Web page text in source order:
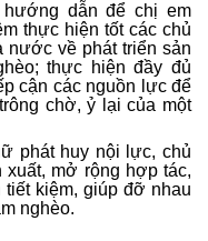
hướng dẫn để chị em
thực hiện tốt các chủ
nước về phát triển sản
thực hiện đầy đủ
cận các nguồn lực để
chờ, ỷ lại của một
phát huy nội lực, chủ
xuất, mở rộng hợp tác,
tiết kiệm, giúp đỡ nhau
nghèo.